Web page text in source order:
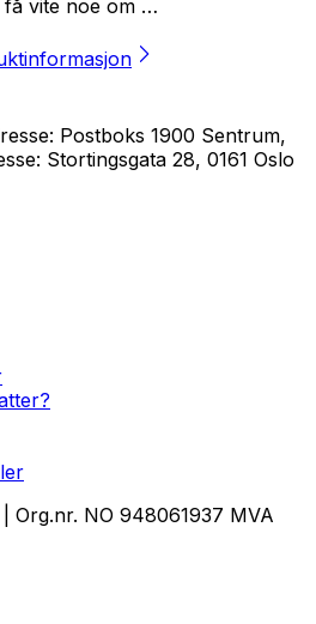
få vite noe om …
Postboks 1900 Sentrum,
Stortingsgata 28, 0161 Oslo
| Org.nr. NO 948061937 MVA